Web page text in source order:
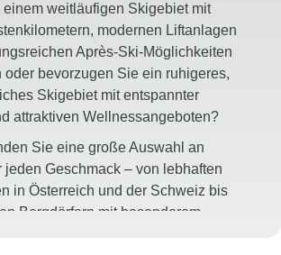
einem weitläufigen Skigebiet mit
modernen Liftanlagen
Après-Ski-Möglichkeiten
oder bevorzugen Sie ein ruhigeres,
Skigebiet mit entspannter
attraktiven Wellnessangeboten?
Sie eine große Auswahl an
jeden Geschmack – von lebhaften
in Österreich und der Schweiz bis
Bergdörfern mit besonderem